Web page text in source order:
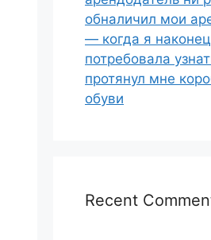
обналичил мои
— когда я
потребовала
протянул мне
обуви
Recent